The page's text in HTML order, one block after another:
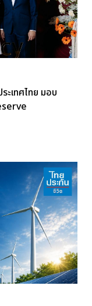
ะเทศไทย มอบ